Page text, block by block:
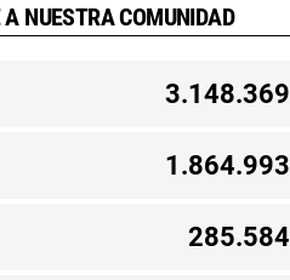
A NUESTRA COMUNIDAD
3.148.369
1.864.993
285.584